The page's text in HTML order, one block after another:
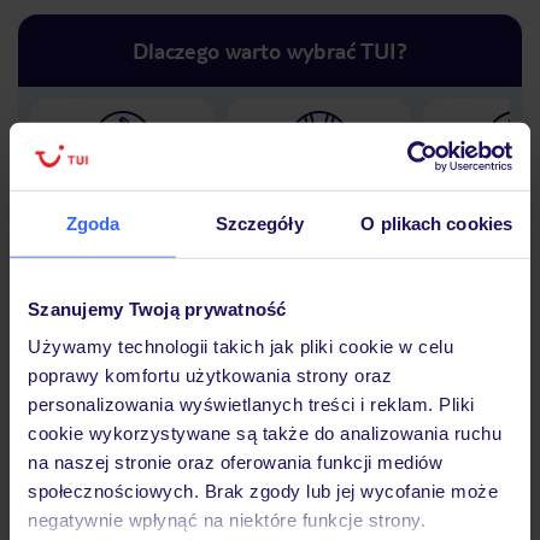
Zgoda Szczegóły O plikach cookies
Szanujemy Twoją prywatność
Używamy technologii takich jak pliki cookie w celu
poprawy komfortu użytkowania strony oraz
personalizowania wyświetlanych treści i reklam. Pliki
cookie wykorzystywane są także do analizowania ruchu
na naszej stronie oraz oferowania funkcji mediów
społecznościowych. Brak zgody lub jej wycofanie może
negatywnie wpłynąć na niektóre funkcje strony.
Dlaczego warto wybrać TUI?
Hotel
Opinie